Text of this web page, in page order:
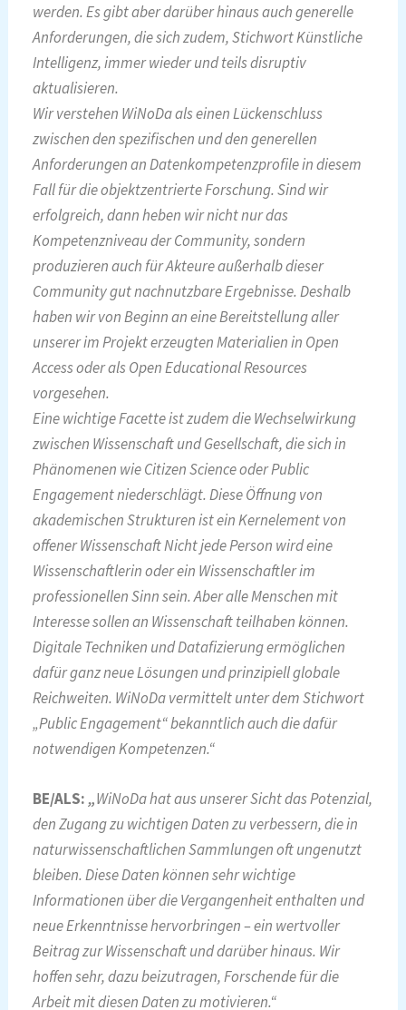
werden. Es gibt aber darüber hinaus auch generelle
Anforderungen, die sich zudem, Stichwort Künstliche
Intelligenz, immer wieder und teils disruptiv
aktualisieren.
Wir verstehen WiNoDa als einen Lückenschluss
zwischen den spezifischen und den generellen
Anforderungen an Datenkompetenzprofile in diesem
Fall für die objektzentrierte Forschung. Sind wir
erfolgreich, dann heben wir nicht nur das
Kompetenzniveau der Community, sondern
produzieren auch für Akteure außerhalb dieser
Community gut nachnutzbare Ergebnisse. Deshalb
haben wir von Beginn an eine Bereitstellung aller
unserer im Projekt erzeugten Materialien in Open
Access oder als Open Educational Resources
vorgesehen.
Eine wichtige Facette ist zudem die Wechselwirkung
zwischen Wissenschaft und Gesellschaft, die sich in
Phänomenen wie Citizen Science oder Public
Engagement niederschlägt. Diese Öffnung von
akademischen Strukturen ist ein Kernelement von
offener WissenschaftNicht jede Person wird eine
Wissenschaftlerin oder ein Wissenschaftler im
professionellen Sinn sein. Aber alle Menschen mit
Interesse sollen an Wissenschaft teilhaben können.
Digitale Techniken und Datafizierung ermöglichen
dafür ganz neue Lösungen und prinzipiell globale
Reichweiten. WiNoDa vermittelt unter dem Stichwort
„Public Engagement“ bekanntlich auch die dafür
notwendigen Kompetenzen.“
BE/ALS:„WiNoDa hat aus unserer Sicht das Potenzial,
den Zugang zu wichtigen Daten zu verbessern, die in
naturwissenschaftlichen Sammlungen oft ungenutzt
bleiben. Diese Daten können sehr wichtige
Informationen über die Vergangenheit enthalten und
neue Erkenntnisse hervorbringen – ein wertvoller
Beitrag zur Wissenschaft und darüber hinaus. Wir
hoffen sehr, dazu beizutragen, Forschende für die
Arbeit mit diesen Daten zu motivieren.“